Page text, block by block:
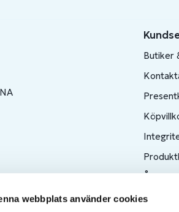
webbplats använder cookies
Butiker
Ångra